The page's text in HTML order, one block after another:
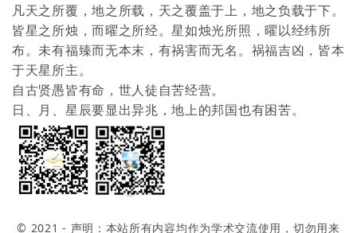
凡天之所覆，地之所载，天之覆盖于上，地之负载于下。
皆星之所烛，而曜之所经。星如烛光所照，曜以经纬所
布。未有福臻而无本末，有祸害而无名。祸福吉凶，皆本
于天星所主。
自古贤愚皆有命，世人徒自苦经营。
日、月、星辰要显出异兆，地上的邦国也有困苦。
© 2021 - 声明：本站所有内容均作为学术交流使用，切勿用来